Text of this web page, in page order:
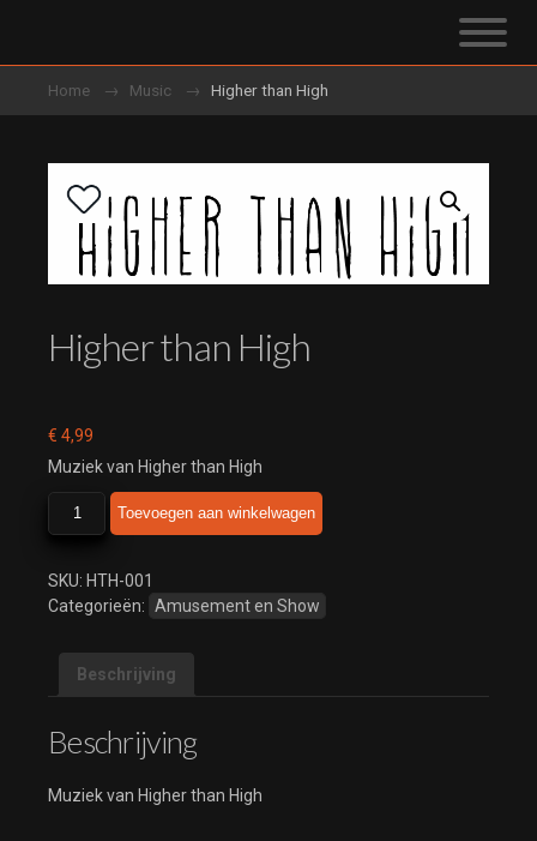
Home Music Higher than High
Higher than High
€ 4,99
Muziek van Higher than High
Higher
than
aantal
Toevoegen aan winkelwagen
SKU: HTH-001
Categorieën: Amusement en Show
Beschrijving
Beschrijving
Muziek van Higher than High